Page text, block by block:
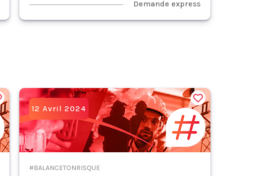
Demande express
12 Avril 2024
#BALANCETONRISQUE